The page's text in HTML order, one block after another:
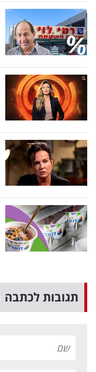
תגובות לכתבה